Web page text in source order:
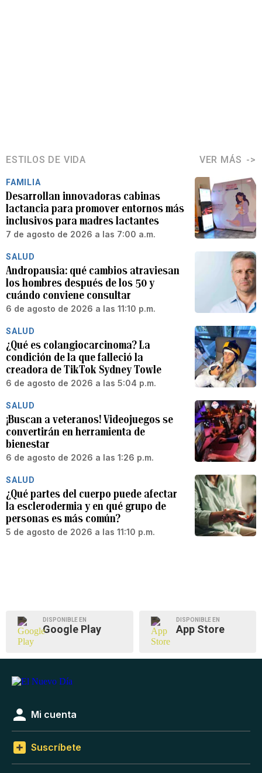
ESTILOS DE VIDA VER MÁS
FAMILIA
Desarrollan innovadoras cabinas
lactancia para promover entornos más
inclusivos para madres lactantes
7 de agosto de 2026 a las 7:00 a.m.
SALUD
Andropausia: qué cambios atraviesan
los hombres después de los 50 y
cuándo conviene consultar
6 de agosto de 2026 a las 11:10 p.m.
SALUD
¿Qué es colangiocarcinoma? La
condición de la que falleció la
creadora de TikTok Sydney Towle
6 de agosto de 2026 a las 5:04 p.m.
SALUD
¡Buscan a veteranos! Videojuegos se
convertirán en herramienta de
bienestar
6 de agosto de 2026 a las 1:26 p.m.
SALUD
¿Qué partes del cuerpo puede afectar
la esclerodermia y en qué grupo de
personas es más común?
5 de agosto de 2026 a las 11:10 p.m.
DISPONIBLE EN
Google Play
DISPONIBLE EN
App Store
Mi cuenta
Suscríbete